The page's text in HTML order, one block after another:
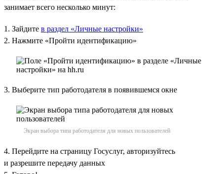
занимает всего несколько минут:
1. Зайдите в раздел «Личные настройки»
2. Нажмите «Пройти идентификацию»
3. Выберите тип работодателя в появившемся окне
Экран выбора типа работодателя для новых пользователей
4. Перейдите на страницу Госуслуг, авторизуйтесь
и разрешите передачу данных